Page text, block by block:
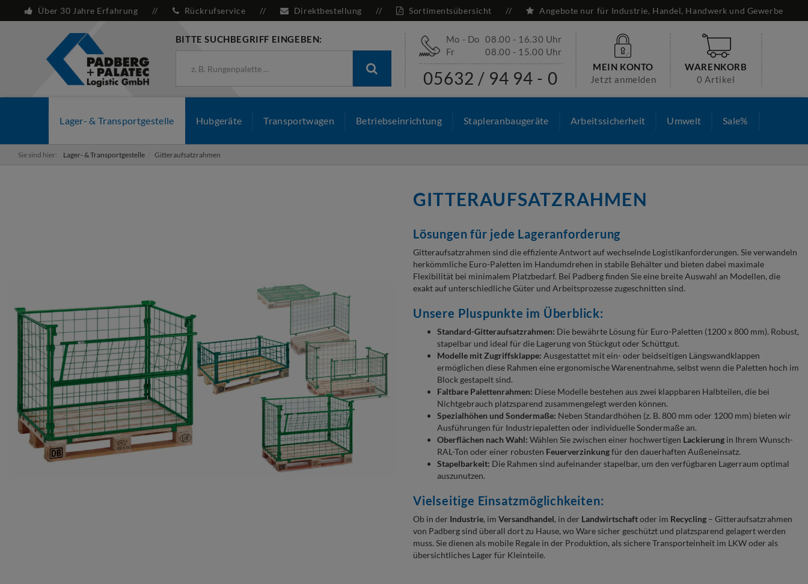
Über 30 Jahre Erfahrung Rückrufservice Direktbestellung Sortimentsübersicht Angebote nur für Industrie, Handel, Handwerk und Gewerbe
BITTE SUCHBEGRIFF EINGEBEN: Mo - Do 08.00 - 16.30 Uhr
Fr
08.00 - 15.00 Uhr
05632 / 94 94 - 0
MEIN KONTO
Jetzt anmelden
WARENKORB
0 Artikel
Lager- & Transportgestelle Hubgeräte Transportwagen Betriebseinrichtung Stapleranbaugeräte Arbeitssicherheit Umwelt Sale%
Sie sind hier: Lager- & Transportgestelle Gitteraufsatzrahmen
GITTERAUFSATZRAHMEN
Lösungen für jede Lageranforderung
Gitteraufsatzrahmen sind die effiziente Antwort auf wechselnde Logistikanforderungen. Sie verwandeln
herkömmliche Euro-Paletten im Handumdrehen in stabile Behälter und bieten dabei maximale
Flexibilität bei minimalem Platzbedarf. Bei Padberg finden Sie eine breite Auswahl an Modellen, die
exakt auf unterschiedliche Güter und Arbeitsprozesse zugeschnitten sind.
Unsere Pluspunkte im Überblick:
Standard-Gitteraufsatzrahmen: Die bewährte Lösung für Euro-Paletten (1200 x 800 mm). Robust,
stapelbar und ideal für die Lagerung von Stückgut oder Schüttgut.
Modelle mit Zugriffsklappe: Ausgestattet mit ein- oder beidseitigen Längswandklappen
ermöglichen diese Rahmen eine ergonomische Warenentnahme, selbst wenn die Paletten hoch im
Block gestapelt sind.
Faltbare Palettenrahmen: Diese Modelle bestehen aus zwei klappbaren Halbteilen, die bei
Nichtgebrauch platzsparend zusammengelegt werden können.
Spezialhöhen und Sondermaße: Neben Standardhöhen (z. B. 800 mm oder 1200 mm) bieten wir
Ausführungen für Industriepaletten oder individuelle Sondermaße an.
Oberflächen nach Wahl: Wählen Sie zwischen einer hochwertigen Lackierung in Ihrem Wunsch-
RAL-Ton oder einer robusten Feuerverzinkungfür den dauerhaften Außeneinsatz.
Stapelbarkeit: Die Rahmen sind aufeinander stapelbar, um den verfügbaren Lagerraum optimal
auszunutzen.
Vielseitige Einsatzmöglichkeiten:
Ob in der Industrie, im Versandhandel, in der Landwirtschaftoder im Recycling – Gitteraufsatzrahmen
von Padberg sind überall dort zu Hause, wo Ware sicher geschützt und platzsparend gelagert werden
muss. Sie dienen als mobile Regale in der Produktion, als sichere Transporteinheit im LKW oder als
übersichtliches Lager für Kleinteile.